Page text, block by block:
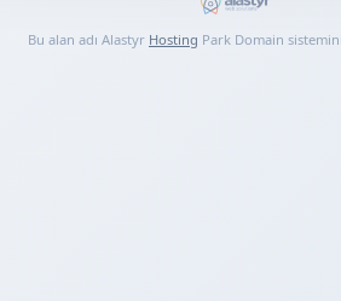
Bu alan adı Alastyr Hosting Park Domain